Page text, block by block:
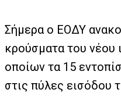
Σήμερα o ΕΟΔΥ
κρούσματα του νέου
οποίων τα 15
στις πύλες εισόδου